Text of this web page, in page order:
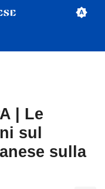
| Le
sul
sulla